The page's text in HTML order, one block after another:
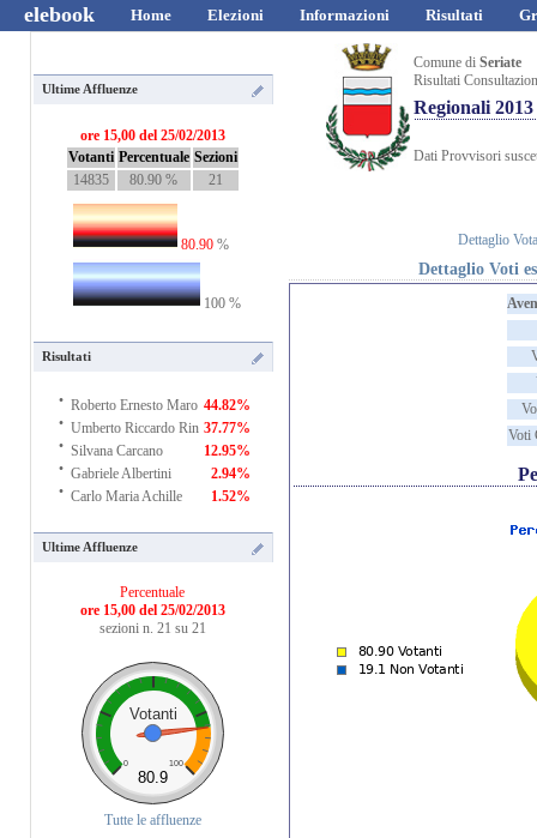
elebook Home Elezioni Informazioni Risultati
Ultime Affluenze
ore 15,00 del 25/02/2013
Votanti Percentuale Sezioni
14835
80.90 % 21
80.90%
100 %
Risultati
· Roberto Ernesto Maro 44.82%
· Umberto Riccardo Rin 37.77%
· Silvana Carcano 12.95%
· Gabriele Albertini 2.94%
· Carlo Maria Achille 1.52%
Ultime Affluenze
Percentuale
ore 15,00 del 25/02/2013
sezioni n. 21 su 21
Votanti
0 100
80.9
Tutte le affluenze
Comune diSeriate
Risultati
Regionali 2013
Dati Provvisori
Dettaglio
Dettaglio Voti
Voti